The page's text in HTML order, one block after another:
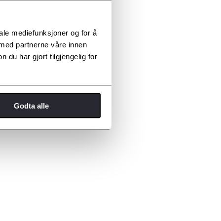
mediefunksjoner og for å
partnerne våre innen
du har gjort tilgjengelig for
Godta alle